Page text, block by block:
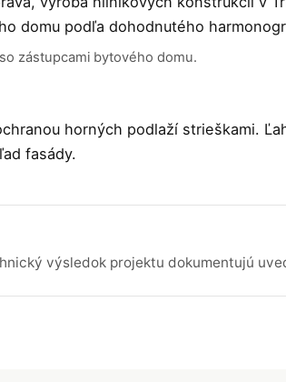
domu podľa dohodnutého
zástupcami bytového domu.
horných podlaží strieškami.
fasády.
výsledok projektu dokumentujú